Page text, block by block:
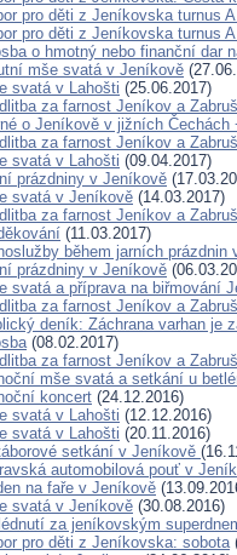
pro děti z Jeníkovska turnus
pro děti z Jeníkovska turnus
o hmotný nebo finanční dar
mše svatá v Jeníkově
svatá v Lahošti (25.06.2017)
za farnost Jeníkov a
o Jeníkově v jižních Čechách
za farnost Jeníkov a
svatá v Lahošti (09.04.2017)
prázdniny v Jeníkově
svatá v Jeníkově (14.03.2017)
za farnost Jeníkov a
(11.03.2017)
během jarních prázdnin
prázdniny v Jeníkově
svatá a příprava na biřmování
za farnost Jeníkov a
deník: Záchrana varhan je
(08.02.2017)
za farnost Jeníkov a
mše svatá a setkání u
koncert (24.12.2016)
svatá v Lahošti (12.12.2016)
svatá v Lahošti (20.11.2016)
setkání v Jeníkově
automobilová pouť v
na faře v Jeníkově
svatá v Jeníkově (30.08.2016)
za jeníkovským
pro děti z Jeníkovska: sobota